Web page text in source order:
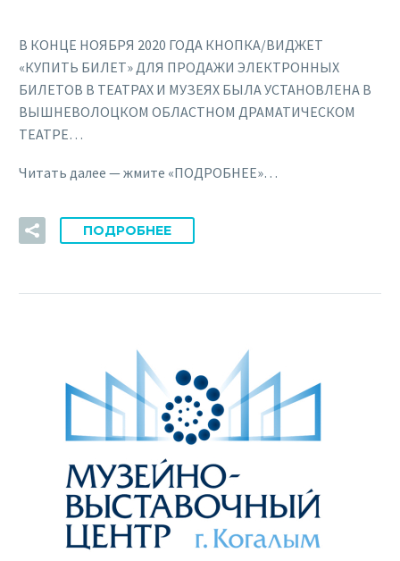
В КОНЦЕ НОЯБРЯ 2020 ГОДА КНОПКА/ВИДЖЕТ
«КУПИТЬ БИЛЕТ» ДЛЯ ПРОДАЖИ ЭЛЕКТРОННЫХ
БИЛЕТОВ В ТЕАТРАХ И МУЗЕЯХ БЫЛА УСТАНОВЛЕНА В
ВЫШНЕВОЛОЦКОМ ОБЛАСТНОМ ДРАМАТИЧЕСКОМ
ТЕАТРЕ…
Читать далее — жмите «ПОДРОБНЕЕ»…
ПОДРОБНЕЕ